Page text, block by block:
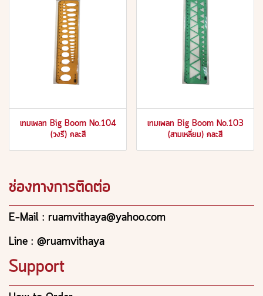
เทมเพลท Big Boom No.104
(วงรี) คละสี
เทมเพลท Big Boom No.103
(สามเหลี่ยม) คละสี
ช่องทางการติดต่อ
E-Mail : ruamvithaya@yahoo.com
Line : @ruamvithaya
Support